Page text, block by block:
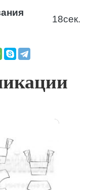
18сек.